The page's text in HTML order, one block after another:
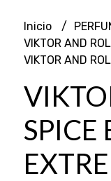
Inicio
VIKTOR AND
VIKTOR AND
SPICE